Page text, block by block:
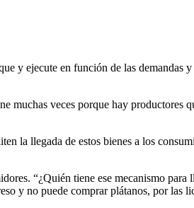
y ejecute en función de las demandas
muchas veces porque hay productores
la llegada de estos bienes a los
“¿Quién tiene ese mecanismo para
y no puede comprar plátanos, por las